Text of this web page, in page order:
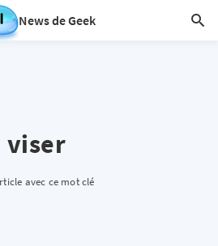
News de Geek
viser
avec ce mot clé